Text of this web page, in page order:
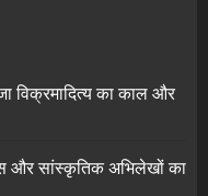
विक्रमादित्य का काल और
और सांस्कृतिक अभिलेखों का